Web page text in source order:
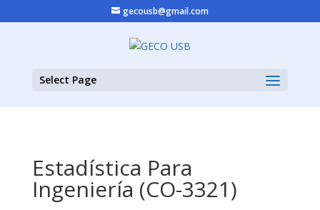
gecousb@gmail.com
Select Page
Estadística Para
Ingeniería (CO-3321)